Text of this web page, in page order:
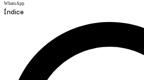
WhatsApp
Índice